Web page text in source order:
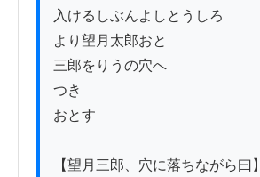
入けるしぶんよしとうしろ
より望月太郎おとゝ
三郎をりうの穴へ
つき
おとす
【望月三郎、穴に落ちながら曰】